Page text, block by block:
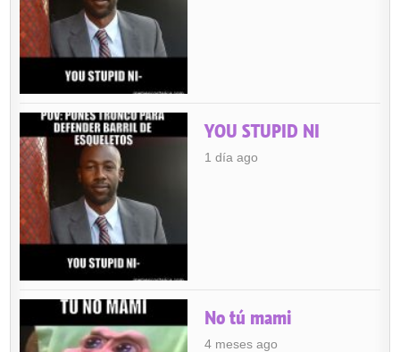
YOU STUPID NI
1 día ago
No tú mami
4 meses ago